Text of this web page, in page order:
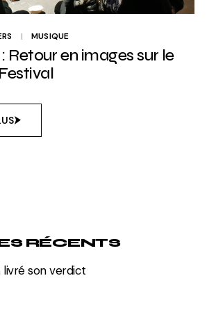
MUSIQUE
Retour en images sur le
RÉCENTS
livré son verdict